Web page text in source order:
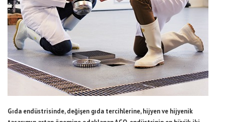
Gıda endüstrisinde, değişen gıda tercihlerine, hijyen ve hijyenik